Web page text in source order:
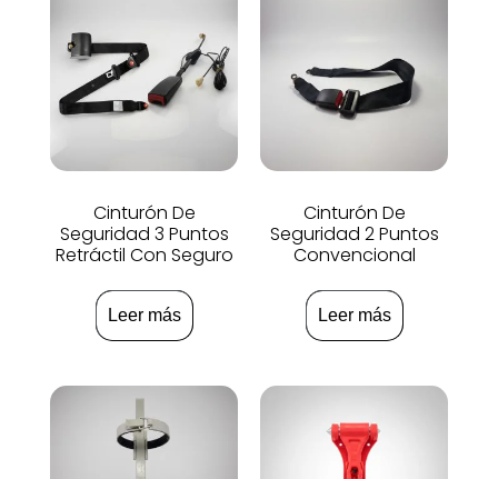
Cinturón De
Seguridad 3 Puntos
Retráctil Con Seguro
Leer más
Cinturón De
Seguridad 2 Puntos
Convencional
Leer más